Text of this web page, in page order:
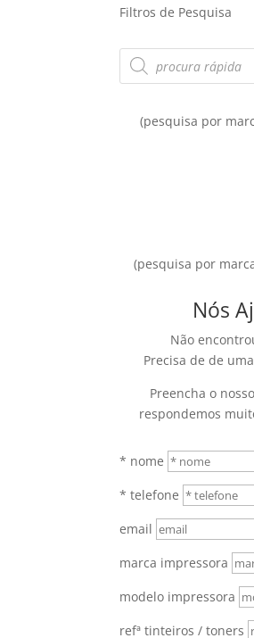
Filtros de Pesquisa
Products
search
(pesquisa por
(pesquisa por
Nós
Não
Precisa de de
Preencha o
respondemos
* nome
* telefone
email
marca impressora
modelo impressora
refª tinteiros / toners